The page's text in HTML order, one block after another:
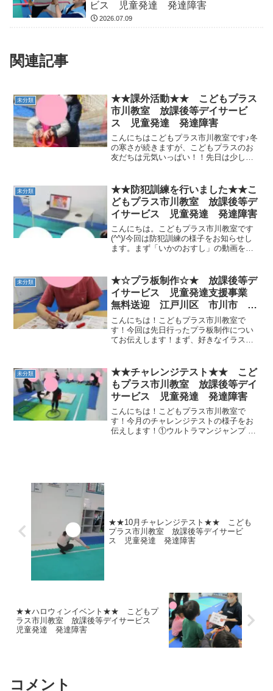
ビス 児童発達 発達障害
2026.07.09
関連記事
未分類
★★課外活動★★ こどもプラス
市川教室 放課後等デイサービ
ス 児童発達 発達障害
こんにちはこどもプラス市川教室です♪冬
の寒さが続きますが、こどもプラスのお
友だちは元気いっぱい！！先日は少し遠
´ω｀●)たくさん遊んだ後は水分補給もバ
ッチリです！！...
未分類
★★防犯訓練を行いました★★こ
どもプラス市川教室 放課後等デ
イサービス 児童発達 発達障害
こんにちは。こどもプラス市川教室です
(^^)/今回は防犯訓練の様子をお知らせし
ます。まず「いかのおすし」の動画を見
ぐにげるし：しらせるしっかりお話を聞
けましたね！今日は...
未分類
★☆プラ板制作☆★ 放課後等デ
イサービス 児童発達支援事業
無料送迎 江戸川区 市川市 発
達障がい 運動療育 放デイ 児
発 ADHD 自閉症
こんにちは！こどもプラス市川教室で
す！今回は先日行ったプラ板制作につい
てお伝えします！まず、好きなイラスト
た作品と一緒に記念撮影★ 最後にみんな
がつくった作品は、先生...
未分類
★★チャレンジテスト★★ こど
もプラス市川教室 放課後等デイ
サービス 児童発達 発達障害
こんにちは！こどもプラス市川教室で
す！今月のチャレンジテストの様子をお
伝えします！①ウルトラマンジャンプ カ
★★10月チャレンジテスト★★ こども
プラス市川教室 放課後等デイサービ
ス 児童発達 発達障害
★★ハロウィンイベント★★ こどもプ
ラス市川教室 放課後等デイサービス
児童発達 発達障害
コメント